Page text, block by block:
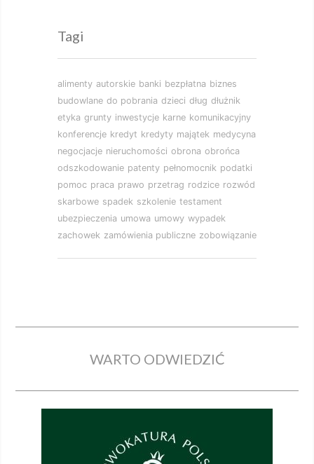
Tagi
alimenty autorskie banki bezpłatna biznes
budowlane do pobrania dzieci dług dłużnik
etyka grunty inwestycje karne komunikacyjny
konferencje kredyt kredyty majątek medycyna
negocjacje nieruchomości obrona obrońca
odszkodowanie patenty pełnomocnik podatki
pomoc praca prawo przetrag rodzice rozwód
skarbowe spadek szkolenie testament
ubezpieczenia umowa umowy wypadek
zachowek zamówienia publiczne zobowiązanie
WARTO ODWIEDZIĆ